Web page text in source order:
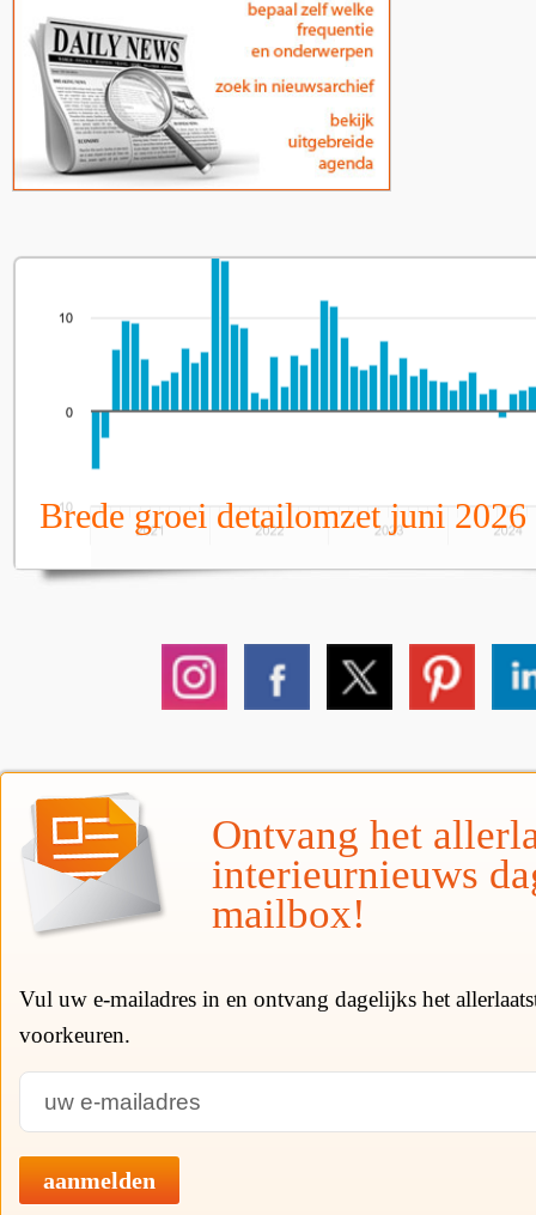
Brede groei detailomzet juni 2026
Ontvang het
interieurnieuws
mailbox!
Vul uw e-mailadres in en ontvang dagelijks het
voorkeuren.
aanmelden